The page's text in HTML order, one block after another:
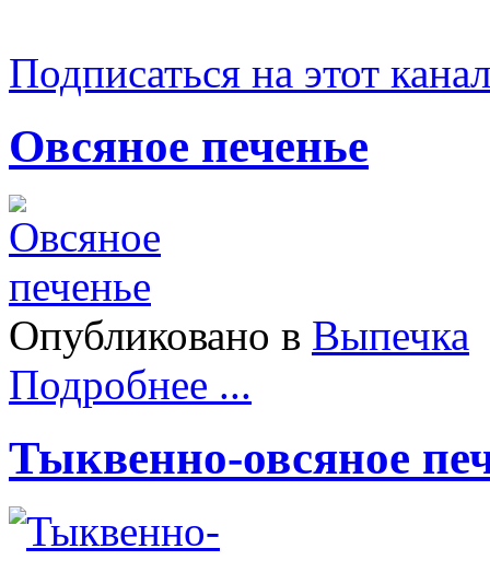
Подписаться на этот
Овсяное печенье
Опубликовано в Выпечка
Подробнее ...
Тыквенно-овсяное